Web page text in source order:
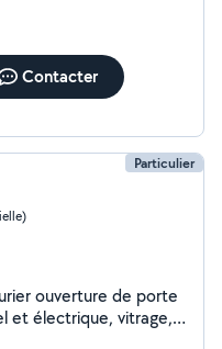
gamme. Qualité
Contacter
Particulier
et électrique, vitrage,